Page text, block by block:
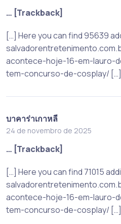
… [Trackback]
[…] Here you can find 95639
acontece-hoje-16-em-lauro-
tem-concurso-de-cosplay/ […]
บาคาร่าเกาหลี
24 de novembro de 2025
… [Trackback]
[…] Here you can find 71015
acontece-hoje-16-em-lauro-
tem-concurso-de-cosplay/ […]